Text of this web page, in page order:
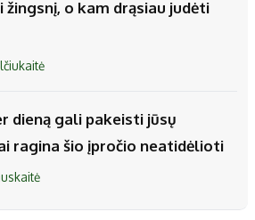
o kam drąsiau judėti
dieną gali pakeisti jūsų
ragina šio įpročio neatidėlioti